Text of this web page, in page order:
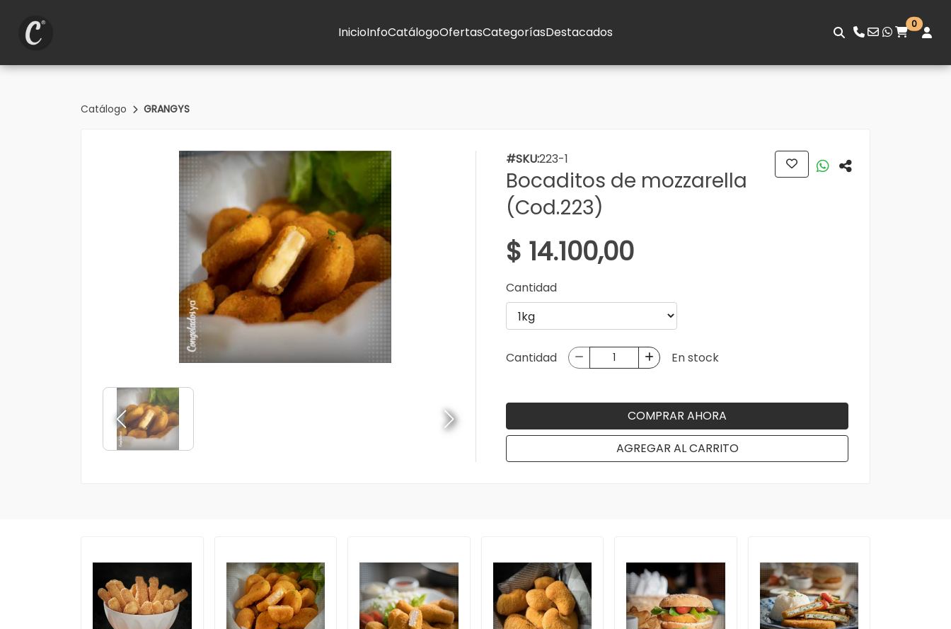
InicioInfoCatálogoOfertasCategoríasDestacados
0
Catálogo GRANGYS
#SKU:223-1
Bocaditos de mozzarella
(Cod.223)
$ 14.100,00
Cantidad
Cantidad En stock
COMPRAR AHORA
AGREGAR AL CARRITO